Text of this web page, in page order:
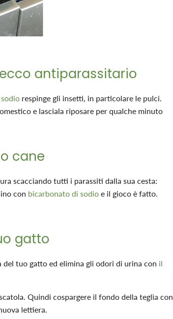
antiparassitario
respinge gli insetti, in particolare le pulci.
e lasciala riposare per qualche minuto
cane
scacciando tutti i parassiti dalla sua cesta:
con bicarbonato di sodioe il gioco è fatto.
gatto
tuo gatto ed elimina gli odori di urina con il
Quindi cospargere il fondo della teglia con
lettiera.